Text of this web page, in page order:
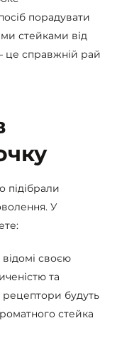
порадувати
стейками від
це справжній рай
У
відомі своєю
та
рецептори будуть
стейка